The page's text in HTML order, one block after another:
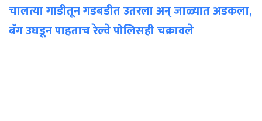
चालत्या गाडीतून गडबडीत उतरला अन् जाळ्यात अडकला,
बॅग उघडून पाहताच रेल्वे पोलिसही चक्रावले